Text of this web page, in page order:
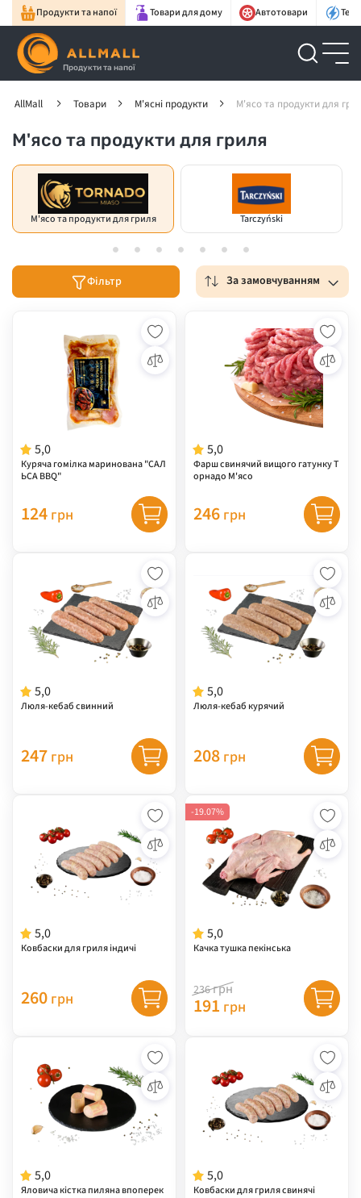
Продукти та напої Товари для дому Автотовари
Продукти та напої
AllMall Товари М'ясні продукти М'ясо та продукти для
М'ясо та продукти для гриля
М'ясо та продукти для гриля Tarczyński
Фільтр За замовчуванням
5,0
Куряча гомілка маринована "САЛ
ЬСА BBQ"
124 грн
5,0
Фарш свинячий вищого гатунку Т
орнадо М'ясо
246 грн
5,0
Люля-кебаб свинний
247 грн
5,0
Люля-кебаб курячий
208 грн
5,0
Ковбаски для гриля індичі
260 грн
5,0
Качка тушка пекінська
-19.07%
236грн
191 грн
5,0
Яловича кістка пиляна впоперек
5,0
Ковбаски для гриля свинячі